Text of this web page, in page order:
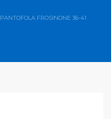
PANTOFOLA FROSINONE 36-41